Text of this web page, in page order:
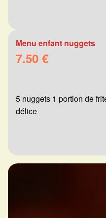
Menu enfant nuggets
7.50 €
5 nuggets 1 portion de
délice